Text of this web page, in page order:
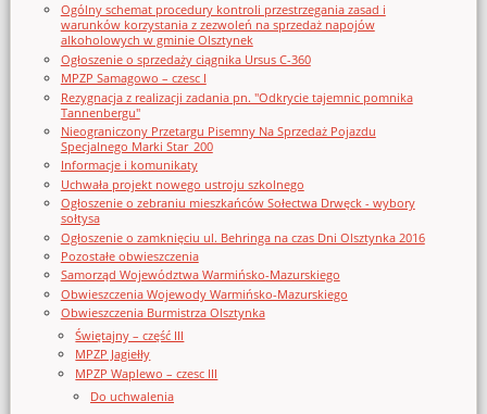
Ogólny schemat procedury kontroli przestrzegania zasad i
warunków korzystania z zezwoleń na sprzedaż napojów
alkoholowych w gminie Olsztynek
Ogłoszenie o sprzedaży ciągnika Ursus C-360
MPZP Samagowo – czesc I
Rezygnacja z realizacji zadania pn. "Odkrycie tajemnic pomnika
Tannenbergu"
Nieograniczony Przetargu Pisemny Na Sprzedaż Pojazdu
Specjalnego Marki Star_200
Informacje i komunikaty
Uchwała projekt nowego ustroju szkolnego
Ogłoszenie o zebraniu mieszkańców Sołectwa Drwęck - wybory
sołtysa
Ogłoszenie o zamknięciu ul. Behringa na czas Dni Olsztynka 2016
Pozostałe obwieszczenia
Samorząd Województwa Warmińsko-Mazurskiego
Obwieszczenia Wojewody Warmińsko-Mazurskiego
Obwieszczenia Burmistrza Olsztynka
Świętajny – część III
MPZP Jagiełły
MPZP Waplewo – czesc III
Do uchwalenia